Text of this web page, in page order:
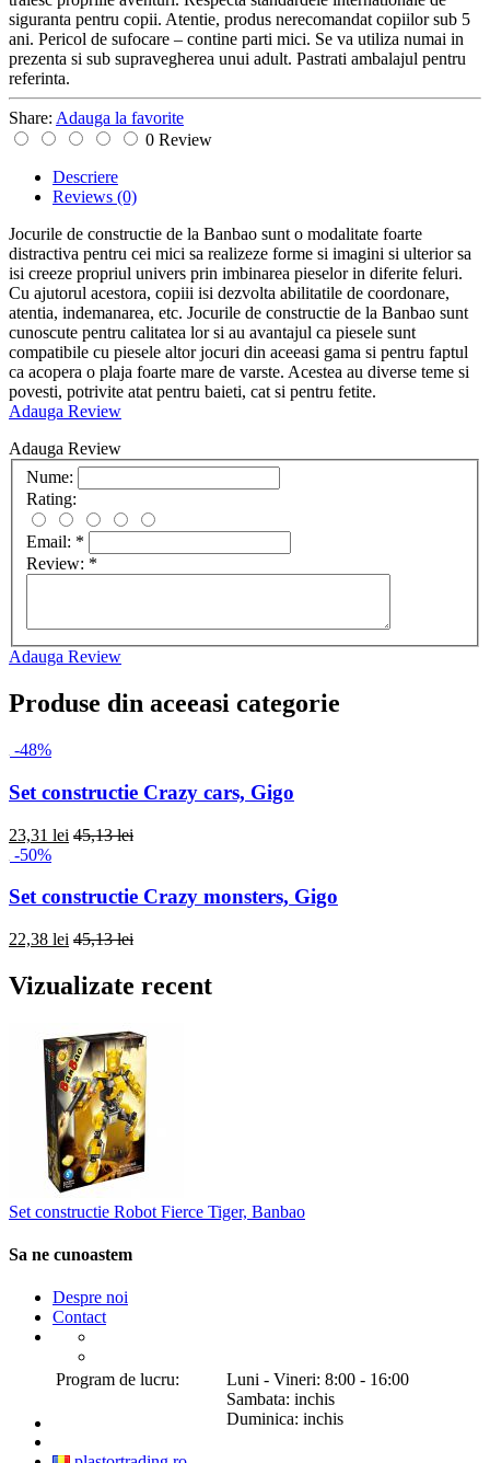
siguranta pentru copii. Atentie, produs nerecomandat copiilor sub 5
ani. Pericol de sufocare – contine parti mici. Se va utiliza numai in
prezenta si sub supravegherea unui adult. Pastrati ambalajul pentru
referinta.
Share: Adauga la favorite
0 Review
Descriere
Reviews (0)
Jocurile de constructie de la Banbao sunt o modalitate foarte
distractiva pentru cei mici sa realizeze forme si imagini si ulterior sa
isi creeze propriul univers prin imbinarea pieselor in diferite feluri.
Cu ajutorul acestora, copiii isi dezvolta abilitatile de coordonare,
atentia, indemanarea, etc. Jocurile de constructie de la Banbao sunt
cunoscute pentru calitatea lor si au avantajul ca piesele sunt
compatibile cu piesele altor jocuri din aceeasi gama si pentru faptul
ca acopera o plaja foarte mare de varste. Acestea au diverse teme si
povesti, potrivite atat pentru baieti, cat si pentru fetite.
Adauga Review
Adauga Review
Nume:
Rating:
Email: *
Review: *
Adauga Review
Produse din aceeasi categorie
-48%
Set constructie Crazy cars, Gigo
23,31 lei 45,13 lei
-50%
Set constructie Crazy monsters, Gigo
22,38 lei 45,13 lei
Vizualizate recent
Set constructie Robot Fierce Tiger, Banbao
Sa ne cunoastem
Despre noi
Contact
Program de lucru:
Luni - Vineri: 8:00 - 16:00
Sambata: inchis
Duminica: inchis